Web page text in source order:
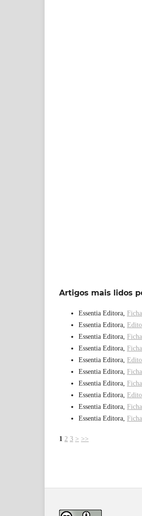
Artigos mais lidos
Essentia Editora,
Essentia Editora,
Essentia Editora,
Essentia Editora,
Essentia Editora,
Essentia Editora,
Essentia Editora,
Essentia Editora,
Essentia Editora,
Essentia Editora,
1 2 3 > >>